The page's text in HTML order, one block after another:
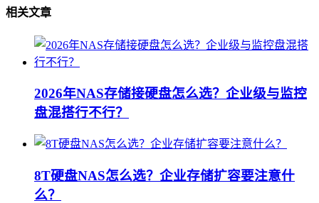
相关文章
2026年NAS存储接硬盘怎么选？企业级与监控
盘混搭行不行？
8T硬盘NAS怎么选？企业存储扩容要注意什
么？